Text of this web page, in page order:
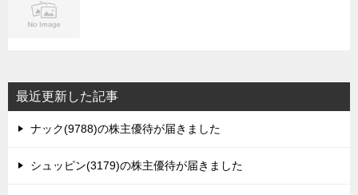
最近更新した記事
ナック(9788)の株主優待が届きました
シュッピン(3179)の株主優待が届きました